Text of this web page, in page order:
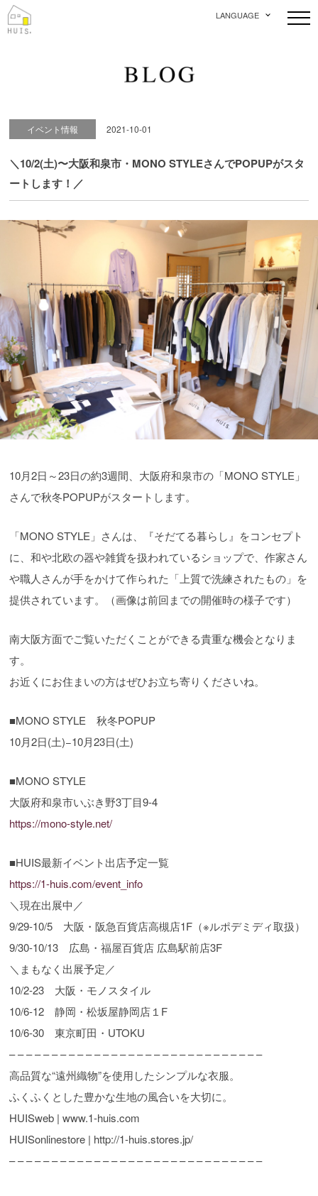
LANGUAGE
イベント情報 2021-10-01
＼10/2(土)〜大阪和泉市・MONO STYLEさんでPOPUPがスタ
ートします！／
10月2日～23日の約3週間、大阪府和泉市の「MONO STYLE」
さんで秋冬POPUPがスタートします。
「MONO STYLE」さんは、『そだてる暮らし』をコンセプト
に、和や北欧の器や雑貨を扱われているショップで、作家さん
や職人さんが手をかけて作られた「上質で洗練されたもの」を
提供されています。（画像は前回までの開催時の様子です）
南大阪方面でご覧いただくことができる貴重な機会となりま
す。
お近くにお住まいの方はぜひお立ち寄りくださいね。
■MONO STYLE 秋冬POPUP
10月2日(土)−10月23日(土)
■MONO STYLE
大阪府和泉市いぶき野3丁目9-4
https://mono-style.net/
■HUIS最新イベント出店予定一覧
https://1-huis.com/event_info
＼現在出展中／
9/29-10/5 大阪・阪急百貨店高槻店1F（※ルポデミディ取扱）
9/30-10/13 広島・福屋百貨店 広島駅前店3F
＼まもなく出展予定／
10/2-23 大阪・モノスタイル
10/6-12 静岡・松坂屋静岡店１F
10/6-30 東京町田・UTOKU
– – – – – – – – – – – – – – – – – – – – – – – – – – – – – –
高品質な“遠州織物”を使用したシンプルな衣服。
ふくふくとした豊かな生地の風合いを大切に。
HUISweb | www.1-huis.com
HUISonlinestore | http://1-huis.stores.jp/
– – – – – – – – – – – – – – – – – – – – – – – – – – – – – –